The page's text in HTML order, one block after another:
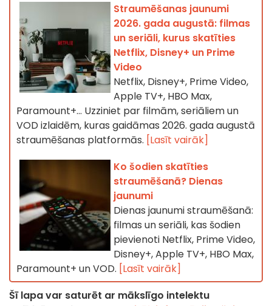
Straumēšanas jaunumi
2026. gada augustā: filmas
un seriāli, kurus skatīties
Netflix, Disney+ un Prime
Video
Netflix, Disney+, Prime Video,
Apple TV+, HBO Max,
Paramount+… Uzziniet par filmām, seriāliem un
VOD izlaidēm, kuras gaidāmas 2026. gada augustā
straumēšanas platformās. [Lasīt vairāk]
Ko šodien skatīties
straumēšanā? Dienas
jaunumi
Dienas jaunumi straumēšanā:
filmas un seriāli, kas šodien
pievienoti Netflix, Prime Video,
Disney+, Apple TV+, HBO Max,
Paramount+ un VOD. [Lasīt vairāk]
Šī lapa var saturēt ar mākslīgo intelektu